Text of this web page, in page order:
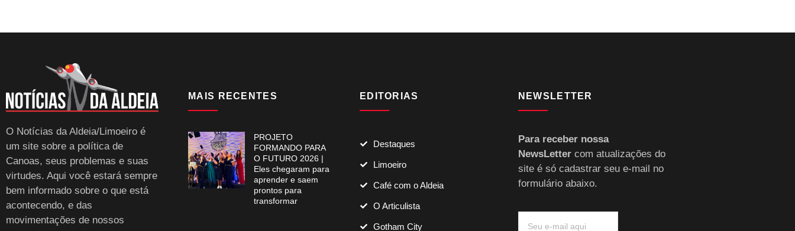
O Notícias da Aldeia/Limoeiro é
um site sobre a política de
Canoas, seus problemas e suas
virtudes. Aqui você estará sempre
bem informado sobre o que está
acontecendo, e das
movimentações de nossos
MAIS RECENTES
PROJETO
FORMANDO PARA
O FUTURO 2026 |
Eles chegaram para
aprender e saem
prontos para
transformar
EDITORIAS
Destaques
Limoeiro
Café com o Aldeia
O Articulista
Gotham City
NEWSLETTER
Para receber nossa
NewsLettercom atualizações do
site é só cadastrar seu e-mail no
formulário abaixo.